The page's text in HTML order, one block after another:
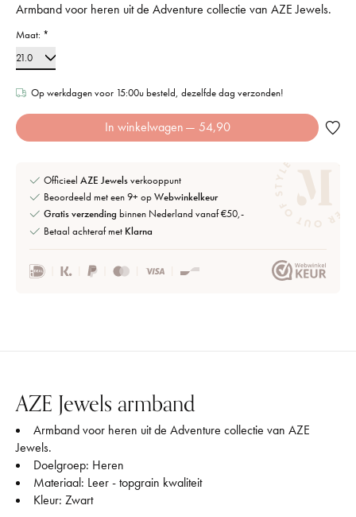
Armband voor heren uit de Adventure collectie van AZE Jewels.
Maat: *
Op werkdagen voor 15:00u besteld, dezelfde dag verzonden!
In winkelwagen — 54,90
Officieel AZE Jewelsverkooppunt
Beoordeeld met een 9+ opWebwinkelkeur
Gratis verzending binnen Nederland vanaf €50,-
Betaal achteraf met Klarna
AZE Jewels armband
Armband voor heren uit de Adventure collectie van AZE
Jewels.
Doelgroep: Heren
Materiaal: Leer - topgrain kwaliteit
Kleur: Zwart